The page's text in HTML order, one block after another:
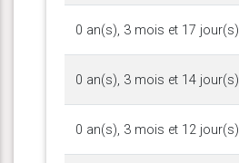
0 an(s), 3 mois et 17 jour(s)
0 an(s), 3 mois et 14 jour(s)
0 an(s), 3 mois et 12 jour(s)